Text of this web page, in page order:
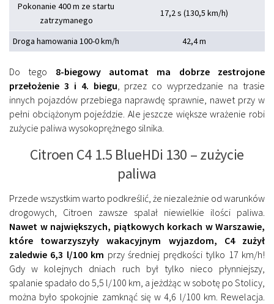
Pokonanie 400 m ze startu
zatrzymanego
17,2 s (130,5 km/h)
Droga hamowania 100-0 km/h 42,4 m
Do tego 8-biegowy automat ma dobrze zestrojone
przełożenie 3 i 4. biegu, przez co wyprzedzanie na trasie
innych pojazdów przebiega naprawdę sprawnie, nawet przy w
pełni obciążonym pojeździe. Ale jeszcze większe wrażenie robi
zużycie paliwa wysokoprężnego silnika.
Citroen C4 1.5 BlueHDi 130 – zużycie
paliwa
Przede wszystkim warto podkreślić, że niezależnie od warunków
drogowych, Citroen zawsze spalał niewielkie ilości paliwa.
Nawet w największych, piątkowych korkach w Warszawie,
które towarzyszyły wakacyjnym wyjazdom, C4 zużył
zaledwie 6,3 l/100 km przy średniej prędkości tylko 17 km/h!
Gdy w kolejnych dniach ruch był tylko nieco płynniejszy,
spalanie spadało do 5,5 l/100 km, a jeżdżąc w sobotę po Stolicy,
można było spokojnie zamknąć się w 4,6 l/100 km. Rewelacja.